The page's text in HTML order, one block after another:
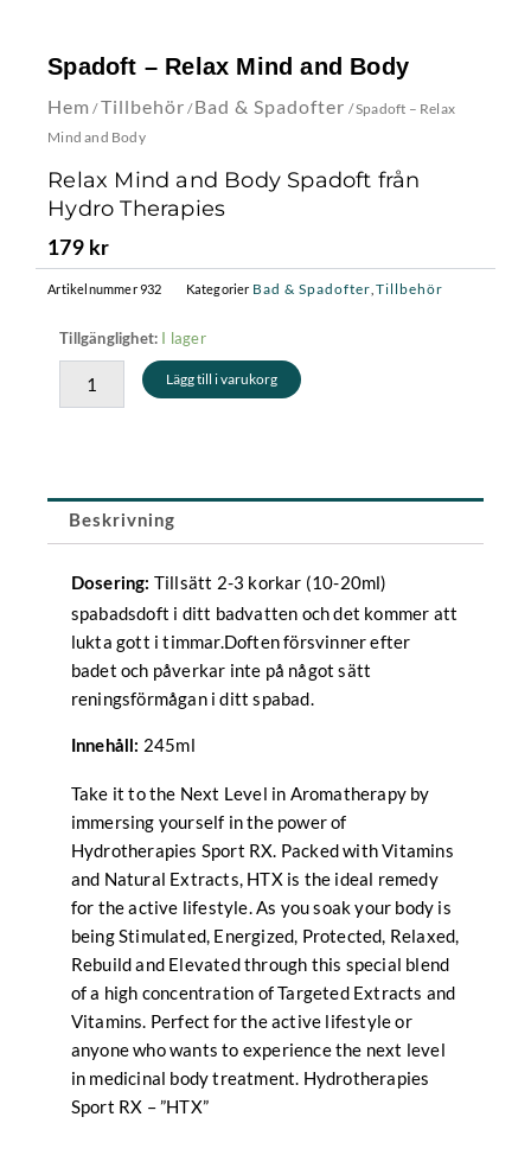
Spadoft – Relax Mind and Body
Hem /Tillbehör /Bad & Spadofter / Spadoft – Relax
Mind and Body
Relax Mind and Body Spadoft från
Hydro Therapies
179 kr
Artikelnummer932 Kategorier Bad & Spadofter ,Tillbehör
Tillgänglighet: I lager
Spadoft
-
Relax
Mind
Lägg till i varukorg
Beskrivning
Dosering: Tillsätt 2-3 korkar (10-20ml)
spabadsdoft i ditt badvatten och det kommer att
lukta gott i timmar.Doften försvinner efter
badet och påverkar inte på något sätt
reningsförmågan i ditt spabad.
Innehåll: 245ml
Take it to the Next Level in Aromatherapy by
immersing yourself in the power of
Hydrotherapies Sport RX. Packed with Vitamins
and Natural Extracts, HTX is the ideal remedy
for the active lifestyle. As you soak your body is
being Stimulated, Energized, Protected, Relaxed,
Rebuild and Elevated through this special blend
of a high concentration of Targeted Extracts and
Vitamins. Perfect for the active lifestyle or
anyone who wants to experience the next level
in medicinal body treatment. Hydrotherapies
Sport RX – ”HTX”